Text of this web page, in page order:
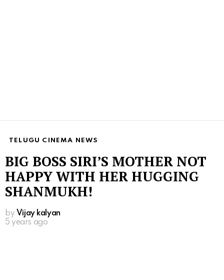
TELUGU CINEMA NEWS
BIG BOSS SIRI’S MOTHER NOT
HAPPY WITH HER HUGGING
SHANMUKH!
by Vijay kalyan
5 years ago